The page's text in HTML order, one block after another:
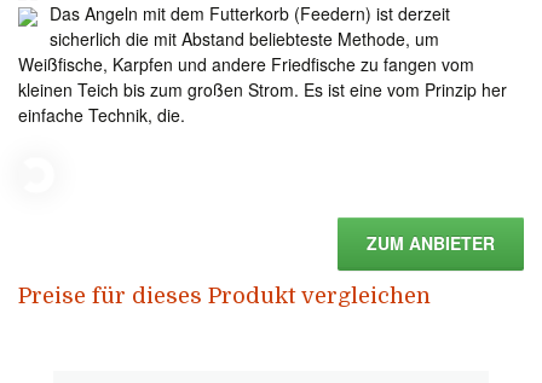
Das Angeln mit dem Futterkorb (Feedern) ist derzeit
sicherlich die mit Abstand beliebteste Methode, um
Weißfische, Karpfen und andere Friedfische zu fangen vom
kleinen Teich bis zum großen Strom. Es ist eine vom Prinzip her
einfache Technik, die.
ZUM ANBIETER
Preise für dieses Produkt vergleichen